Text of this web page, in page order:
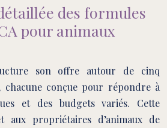
des formules
pour animaux
son offre autour de cinq
chacune conçue pour répondre à
et des budgets variés. Cette
aux propriétaires d’animaux de